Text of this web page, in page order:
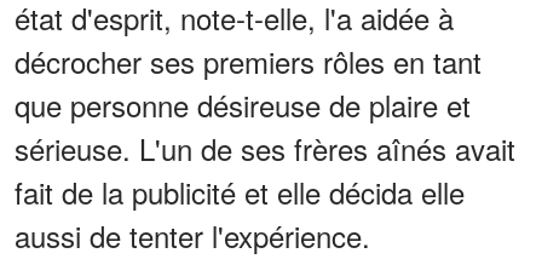
état d'esprit, note-t-elle, l'a aidée à
décrocher ses premiers rôles en tant
que personne désireuse de plaire et
sérieuse. L'un de ses frères aînés avait
fait de la publicité et elle décida elle
aussi de tenter l'expérience.